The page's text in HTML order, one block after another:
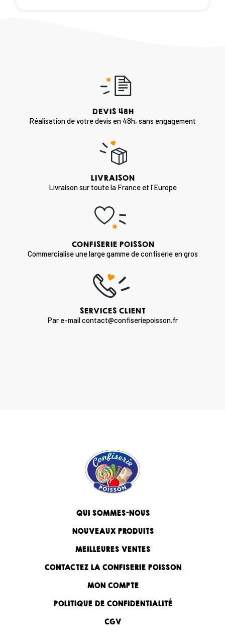
DEVIS 48H
Réalisation de votre devis en 48h, sans engagement
LIVRAISON
Livraison sur toute la France et l'Europe
CONFISERIE POISSON
Commercialise une large gamme de confiserie en gros
SERVICES CLIENT
Par e-mail contact@confiseriepoisson.fr
QUI SOMMES-NOUS
NOUVEAUX PRODUITS
MEILLEURES VENTES
CONTACTEZ LA CONFISERIE POISSON
MON COMPTE
POLITIQUE DE CONFIDENTIALITÉ
CGV